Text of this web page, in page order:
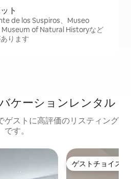
ト
de los Suspiros、Museo
of Natural Historyなど
ります
ケーションレンタル
ゲストに高評価のリスティング
です。
す。 ゲストチョイス
ゲストチョイス